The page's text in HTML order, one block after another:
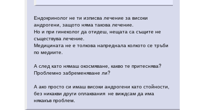
Ендокринолог не ти изписва лечение за високи
андрогени, защото няма такова лечение.
Но и при гинеколог да отидеш, нещата са същите не
съществува лечение.
Медицината не е толкова напреднала колкото се тръби
по медиите.
А след като нямаш окосмяване, какво те притеснява?
Проблемно забременяване ли?
А ако просто си имаш високи андрогени като стойности,
без никакви други оплаквания не виждсам да има
някакъв проблем.